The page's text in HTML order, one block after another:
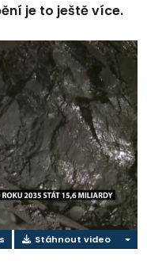
je to ještě více.
Stáhnout video